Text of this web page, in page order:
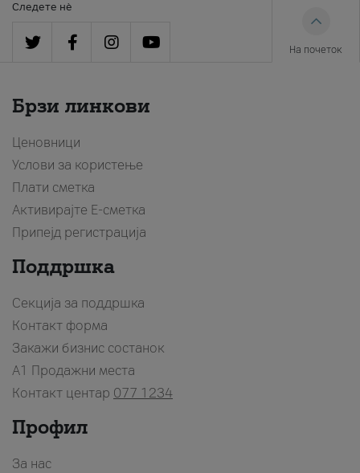
Следете нè
На почеток
Брзи линкови
Ценовници
Услови за користење
Плати сметка
Активирајте Е-сметка
Припејд регистрација
Поддршка
Секција за поддршка
Контакт форма
Закажи бизнис состанок
A1 Продажни места
Контакт центар 077 1234
Профил
За нас